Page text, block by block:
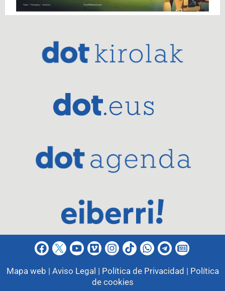
Mapa web | Aviso Legal | Política de Privacidad | Política
de cookies